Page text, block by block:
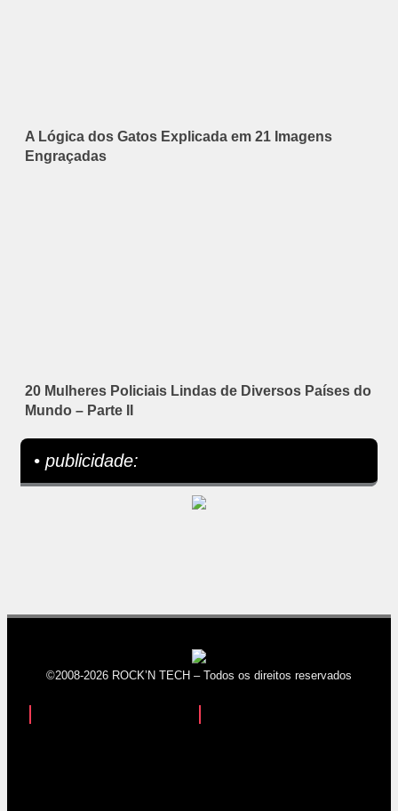
A Lógica dos Gatos Explicada em 21 Imagens
Engraçadas
20 Mulheres Policiais Lindas de Diversos Países do
Mundo – Parte II
• publicidade:
©2008-2026 ROCK’N TECH – Todos os direitos reservados